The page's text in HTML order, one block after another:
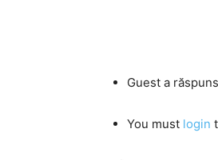
Guest a răspuns
You must login